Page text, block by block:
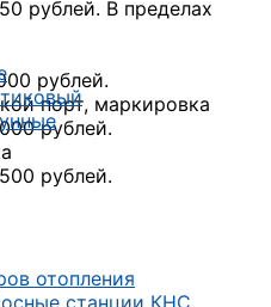
отопления
станции КНС
рублей. В пределах
рублей.
порт, маркировка
рублей.
рублей.